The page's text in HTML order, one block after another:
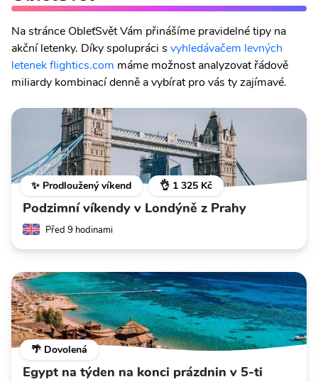
Na stránce ObleťSvět Vám přinášíme pravidelné tipy na
akční letenky. Díky spolupráci s vyhledávačem levných
letenek flightics.com máme možnost analyzovat řádově
miliardy kombinací denně a vybírat pro vás ty zajímavé.
✨ Prodloužený víkend 👌 1 325 Kč
Podzimní víkendy v Londýně z Prahy
Před 9 hodinami
🌴 Dovolená
Egypt na týden na konci prázdnin v 5-ti